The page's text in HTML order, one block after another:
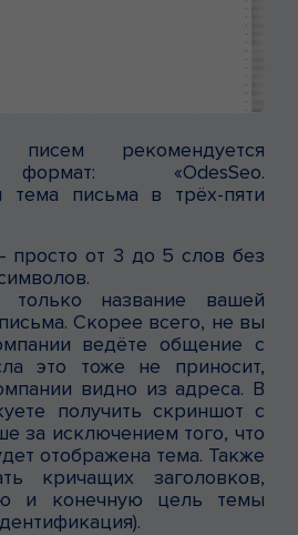
рекомендуется
«OdesSeo.
тема письма в трёх-пяти
просто от 3 до 5 слов без
только название вашей
Скорее всего, не вы
ведёте общение с
это тоже не приносит,
видно из адреса. В
получить скриншот с
за исключением того, что
отображена тема. Также
кричащих заголовков,
и конечную цель темы